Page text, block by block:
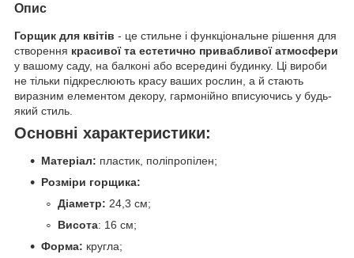
Опис
Горщик для квітів - це стильне і функціональне рішення для
створення красивої та естетично привабливої атмосфери
у вашому саду, на балконі або всередині будинку. Ці вироби
не тільки підкреслюють красу ваших рослин, а й стають
виразним елементом декору, гармонійно вписуючись у будь-
який стиль.
Основні характеристики:
Матеріал: пластик, поліпропілен;
Розміри горщика:
Діаметр: 24,3 см;
Висота: 16 см;
Форма: кругла;